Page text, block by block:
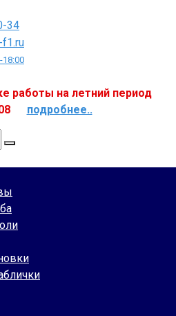
34
f1.ru
18:00
работы на летний период
подробнее..